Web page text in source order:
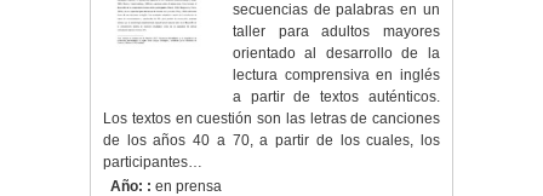
secuencias de palabras en un
taller para adultos mayores
orientado al desarrollo de la
lectura comprensiva en inglés
a partir de textos auténticos.
Los textos en cuestión son las letras de canciones
de los años 40 a 70, a partir de los cuales, los
participantes…
Año: : en prensa